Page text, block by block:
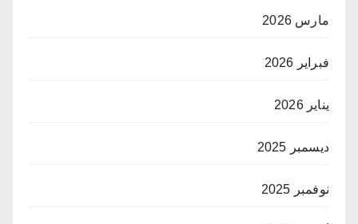
مارس 2026
فبراير 2026
يناير 2026
ديسمبر 2025
نوفمبر 2025